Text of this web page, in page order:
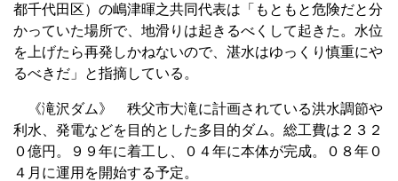
都千代田区）の嶋津暉之共同代表は「もともと危険だと分
かっていた場所で、地滑りは起きるべくして起きた。水位
を上げたら再発しかねないので、湛水はゆっくり慎重にや
るべきだ」と指摘している。
《滝沢ダム》 秩父市大滝に計画されている洪水調節や
利水、発電などを目的とした多目的ダム。総工費は２３２
０億円。９９年に着工し、０４年に本体が完成。０８年０
４月に運用を開始する予定。